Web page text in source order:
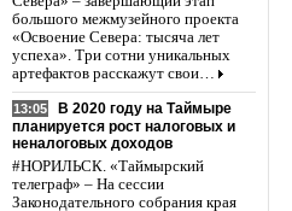
большого межмузейного проекта
«Освоение Севера: тысяча лет
успеха». Три сотни уникальных
артефактов расскажут свои…
13:05
В 2020 году на Таймыре
планируется рост налоговых и
неналоговых доходов
#НОРИЛЬСК. «Таймырский
телеграф» – На сессии
Законодательного собрания края